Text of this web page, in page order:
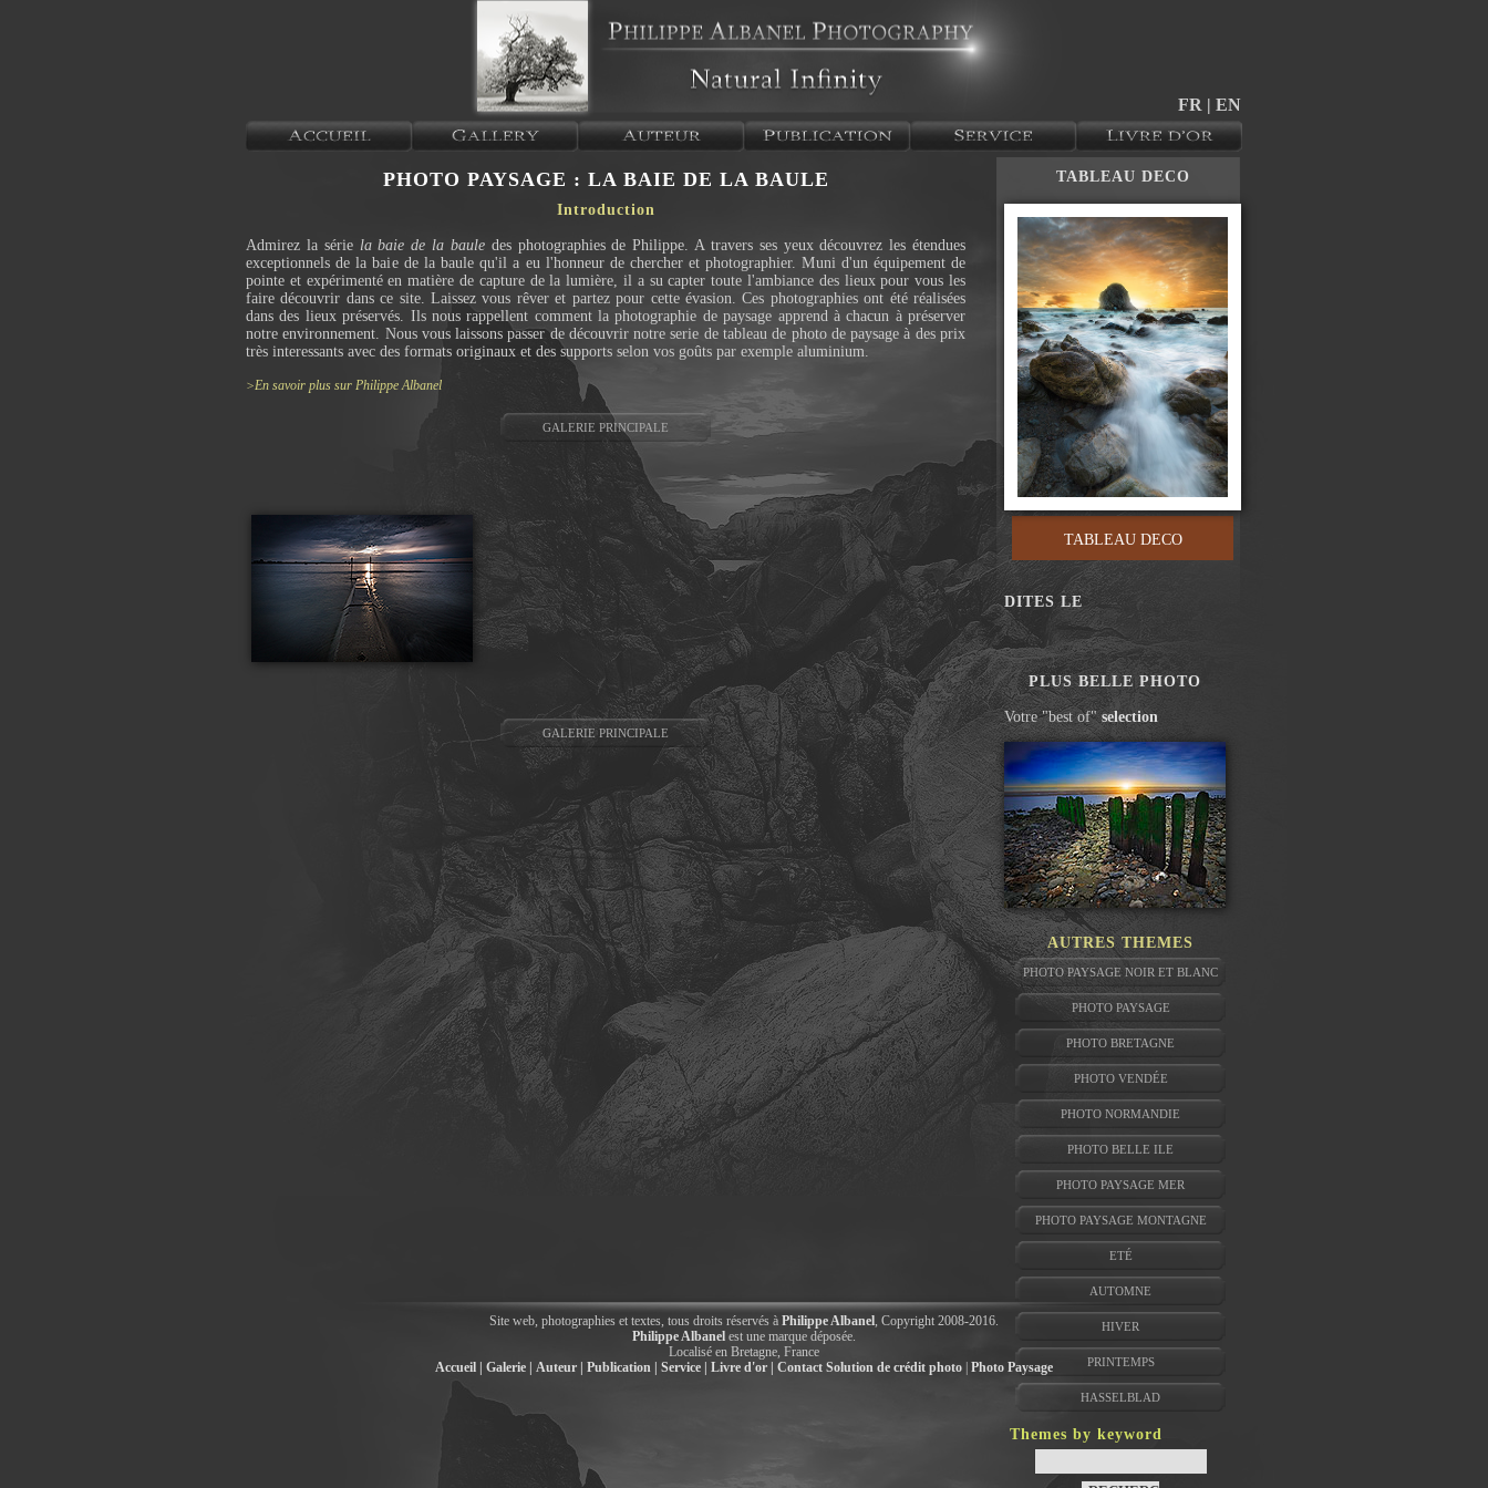
FR | EN
PHOTO PAYSAGE : LA BAIE DE LA BAULE
Introduction
Admirez la série la baie de la bauledes photographies de Philippe. A travers ses yeux découvrez les étendues
exceptionnels de la baie de la baule qu'il a eu l'honneur de chercher et photographier. Muni d'un équipement de
pointe et expérimenté en matière de capture de la lumière, il a su capter toute l'ambiance des lieux pour vous les
faire découvrir dans ce site. Laissez vous rêver et partez pour cette évasion. Ces photographies ont été réalisées
dans des lieux préservés. Ils nous rappellent comment la photographie de paysage apprend à chacun à préserver
notre environnement. Nous vous laissons passer de découvrir notre serie de tableau de photo de paysage à des prix
très interessants avec des formats originaux et des supports selon vos goûts par exemple aluminium.
>En savoir plus sur Philippe Albanel
GALERIE PRINCIPALE
GALERIE PRINCIPALE
TABLEAU DECO
TABLEAU DECO
DITES LE
PLUS BELLE PHOTO
Votre "best of"selection
AUTRES THEMES
PHOTO PAYSAGE NOIR ET BLANC
PHOTO PAYSAGE
PHOTO BRETAGNE
PHOTO VENDÉE
PHOTO NORMANDIE
PHOTO BELLE ILE
PHOTO PAYSAGE MER
PHOTO PAYSAGE MONTAGNE
ETÉ
AUTOMNE
HIVER
PRINTEMPS
HASSELBLAD
Themes by keyword
Site web, photographies et textes, tous droits réservés à Philippe Albanel, Copyright 2008-2016.
Philippe Albanel est une marque déposée.
Localisé en Bretagne, France
Accueil |
Galerie | Auteur | Publication | Service | Livre d'or | Contact Solution de crédit photo Photo Paysage